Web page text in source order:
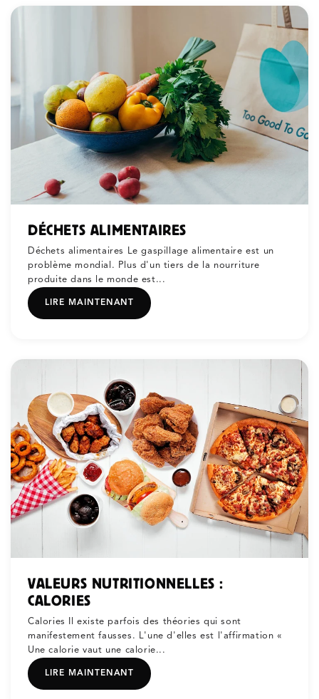
DÉCHETS ALIMENTAIRES
Déchets alimentaires Le gaspillage alimentaire est un
problème mondial. Plus d'un tiers de la nourriture
produite dans le monde est...
LIRE MAINTENANT
VALEURS NUTRITIONNELLES :
CALORIES
Calories Il existe parfois des théories qui sont
manifestement fausses. L'une d'elles est l'affirmation «
Une calorie vaut une calorie...
LIRE MAINTENANT